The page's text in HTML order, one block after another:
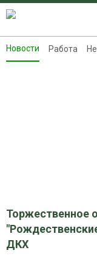
Новости
Новости Работа
Торжественное
ДКХ